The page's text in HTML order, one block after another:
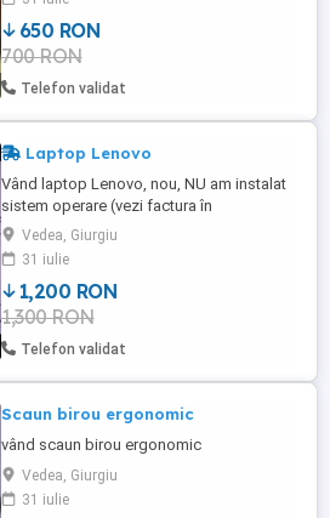
650 RON
700 RON
Telefon validat
Laptop Lenovo
Vând laptop Lenovo, nou, NU am instalat
sistem operare (vezi factura în
poză).Cumparat de la Altex în noiembrie
2024.
Vedea, Giurgiu
31 iulie
1,200 RON
1,300 RON
Telefon validat
Scaun birou ergonomic
vând scaun birou ergonomic
Vedea, Giurgiu
31 iulie